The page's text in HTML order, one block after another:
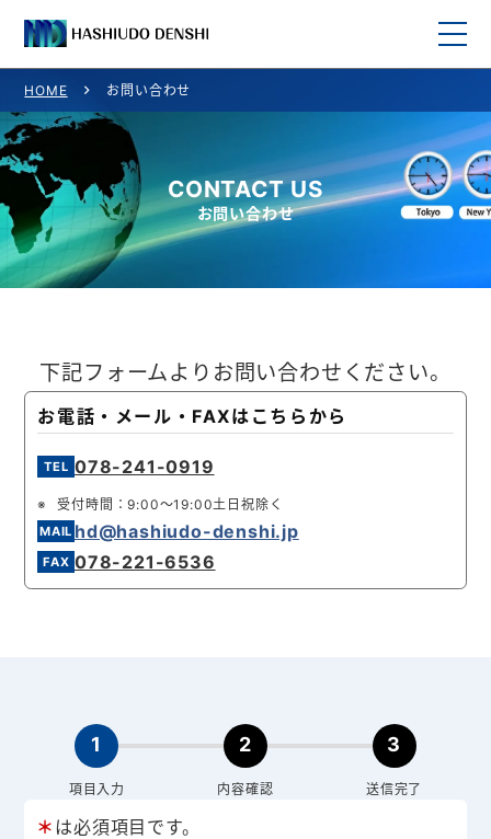
取り扱い商品
取り扱いメーカー一覧
お問い合わせ
HOME お問い合わせ
CONTACT US
お問い合わせ
下記フォームよりお問い合わせください。
お電話・メール・FAXはこちらから
078-241-0919
受付時間：9:00～19:00土日祝除く
hd@hashiudo-denshi.jp
078-221-6536
1
項目入力
2
内容確認
3
送信完了
＊ は必須項目です。